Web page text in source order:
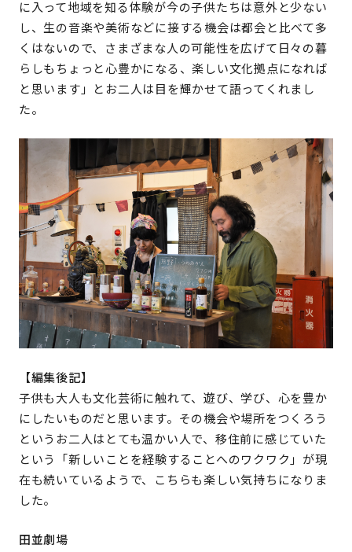
に入って地域を知る体験が今の子供たちは意外と少ない
し、生の音楽や美術などに接する機会は都会と比べて多
くはないので、さまざまな人の可能性を広げて日々の暮
らしもちょっと心豊かになる、楽しい文化拠点になれば
と思います」とお二人は目を輝かせて語ってくれまし
た。
【編集後記】
子供も大人も文化芸術に触れて、遊び、学び、心を豊か
にしたいものだと思います。その機会や場所をつくろう
というお二人はとても温かい人で、移住前に感じていた
という「新しいことを経験することへのワクワク」が現
在も続いているようで、こちらも楽しい気持ちになりま
した。
田並劇場